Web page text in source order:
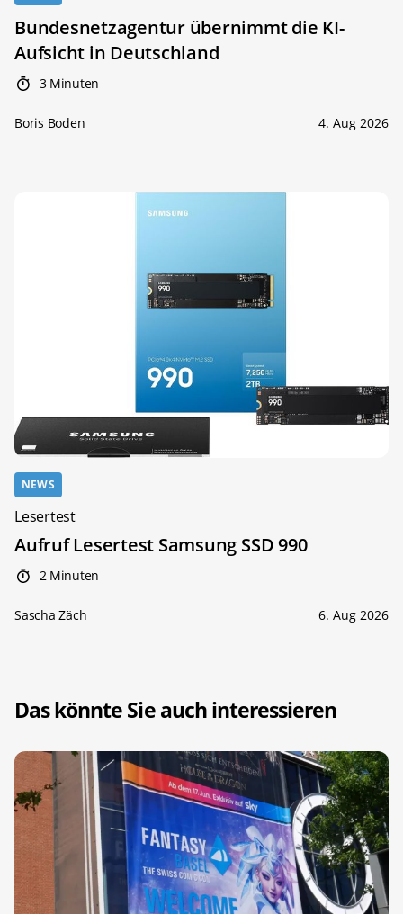
Bundesnetzagentur übernimmt die KI-
Aufsicht in Deutschland
3 Minuten
Boris Boden 4. Aug 2026
NEWS
Lesertest
Aufruf Lesertest Samsung SSD 990
2 Minuten
Sascha Zäch 6. Aug 2026
Das könnte Sie auch interessieren